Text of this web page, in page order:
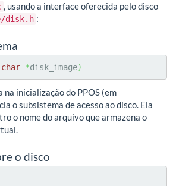
, usando a interface oferecida pelo disco
disk.h :
char *disk_image)
na inicialização do PPOS (em
o subsistema de acesso ao disco. Ela
o nome do arquivo que armazena o
o disco